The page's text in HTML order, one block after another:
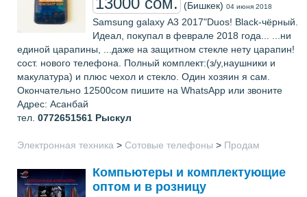
(Бишкек) 04 июня 2018
Samsung galaxy А3 2017"Duos! Black-чёрный.
Идеал, покупал в феврале 2018 года... ...ни
единой царапины, ...даже на защитном стекле нету царапин!
сост. нового телефона. Полный комплект:(з/у,наушники и
макулатура) и плюс чехол и стекло. Один хозяин я сам.
Окончательно 12500сом пишите на WhatsApp или звоните
Адрес: Асанбай
тел. 0772651561 Рыскул
Электронная техника > Сотовые телефоны > Продам
Компьютеры и комплектующие
оптом и в розницу